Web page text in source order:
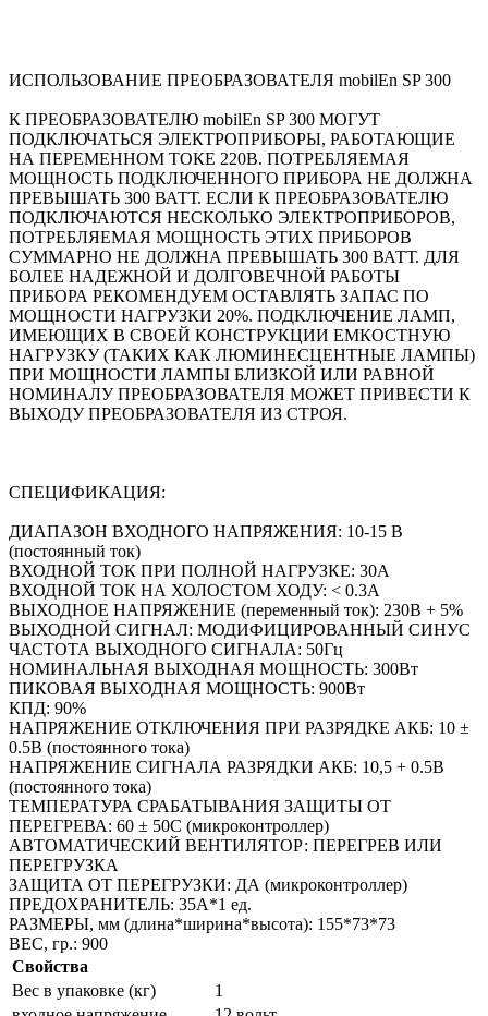
ИСПОЛЬЗОВАНИЕ ПРЕОБРАЗОВАТЕЛЯ mobilEn SP 300
К ПРЕОБРАЗОВАТЕЛЮ mobilEn SP 300 МОГУТ
ПОДКЛЮЧАТЬСЯ ЭЛЕКТРОПРИБОРЫ, РАБОТАЮЩИЕ
НА ПЕРЕМЕННОМ ТОКЕ 220В. ПОТРЕБЛЯЕМАЯ
МОЩНОСТЬ ПОДКЛЮЧЕННОГО ПРИБОРА НЕ ДОЛЖНА
ПРЕВЫШАТЬ 300 ВАТТ. ЕСЛИ К ПРЕОБРАЗОВАТЕЛЮ
ПОДКЛЮЧАЮТСЯ НЕСКОЛЬКО ЭЛЕКТРОПРИБОРОВ,
ПОТРЕБЛЯЕМАЯ МОЩНОСТЬ ЭТИХ ПРИБОРОВ
СУММАРНО НЕ ДОЛЖНА ПРЕВЫШАТЬ 300 ВАТТ. ДЛЯ
БОЛЕЕ НАДЕЖНОЙ И ДОЛГОВЕЧНОЙ РАБОТЫ
ПРИБОРА РЕКОМЕНДУЕМ ОСТАВЛЯТЬ ЗАПАС ПО
МОЩНОСТИ НАГРУЗКИ 20%. ПОДКЛЮЧЕНИЕ ЛАМП,
ИМЕЮЩИХ В СВОЕЙ КОНСТРУКЦИИ ЕМКОСТНУЮ
НАГРУЗКУ (ТАКИХ КАК ЛЮМИНЕСЦЕНТНЫЕ ЛАМПЫ)
ПРИ МОЩНОСТИ ЛАМПЫ БЛИЗКОЙ ИЛИ РАВНОЙ
НОМИНАЛУ ПРЕОБРАЗОВАТЕЛЯ МОЖЕТ ПРИВЕСТИ К
ВЫХОДУ ПРЕОБРАЗОВАТЕЛЯ ИЗ СТРОЯ.
СПЕЦИФИКАЦИЯ:
ДИАПАЗОН ВХОДНОГО НАПРЯЖЕНИЯ: 10-15 В
(постоянный ток)
ВХОДНОЙ ТОК ПРИ ПОЛНОЙ НАГРУЗКЕ: 30A
ВХОДНОЙ ТОК НА ХОЛОСТОМ ХОДУ: < 0.3A
ВЫХОДНОЕ НАПРЯЖЕНИЕ (переменный ток): 230В + 5%
ВЫХОДНОЙ СИГНАЛ: МОДИФИЦИРОВАННЫЙ СИНУС
ЧАСТОТА ВЫХОДНОГО СИГНАЛА: 50Гц
НОМИНАЛЬНАЯ ВЫХОДНАЯ МОЩНОСТЬ: 300Вт
ПИКОВАЯ ВЫХОДНАЯ МОЩНОСТЬ: 900Вт
КПД: 90%
НАПРЯЖЕНИЕ ОТКЛЮЧЕНИЯ ПРИ РАЗРЯДКЕ АКБ: 10 ±
0.5В (постоянного тока)
НАПРЯЖЕНИЕ СИГНАЛА РАЗРЯДКИ АКБ: 10,5 + 0.5В
(постоянного тока)
ТЕМПЕРАТУРА СРАБАТЫВАНИЯ ЗАЩИТЫ ОТ
ПЕРЕГРЕВА: 60 ± 50С (микроконтроллер)
АВТОМАТИЧЕСКИЙ ВЕНТИЛЯТОР: ПЕРЕГРЕВ ИЛИ
ПЕРЕГРУЗКА
ЗАЩИТА ОТ ПЕРЕГРУЗКИ: ДА (микроконтроллер)
ПРЕДОХРАНИТЕЛЬ: 35A*1 ед.
РАЗМЕРЫ, мм (длина*ширина*высота): 155*73*73
ВЕС, гр.: 900
Свойства
Вес в упаковке (кг)
1